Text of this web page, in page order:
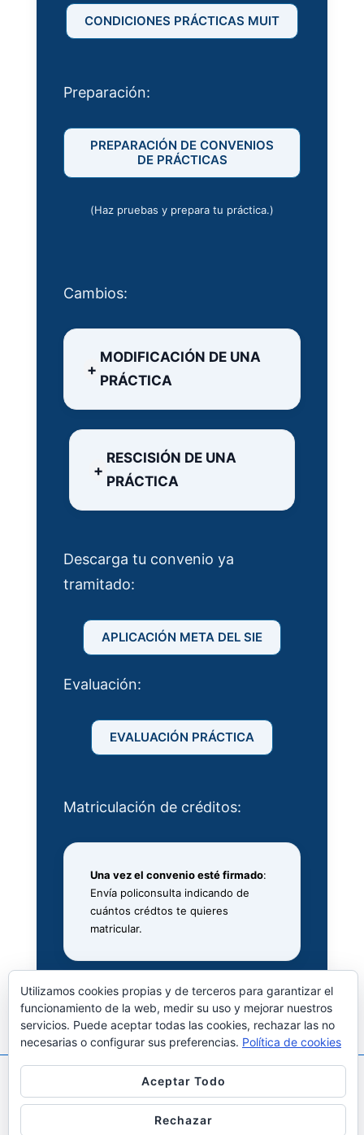
CONDICIONES PRÁCTICAS MUIT
Preparación:
PREPARACIÓN DE CONVENIOS
DE PRÁCTICAS
(Haz pruebas y prepara tu práctica.)
Cambios:
MODIFICACIÓN DE UNA
PRÁCTICA
RESCISIÓN DE UNA
PRÁCTICA
Descarga tu convenio ya
tramitado:
APLICACIÓN META DEL SIE
Evaluación:
EVALUACIÓN PRÁCTICA
Matriculación de créditos:
Una vez el convenio esté firmado:
Envía policonsulta indicando de
cuántos crédtos te quieres
matricular.
Copyright © 2026Prácticas en Empresa, Empleo y
Emprendimiento ETSIT| Funciona con
Utilizamos cookies propias y de terceros para garantizar el
funcionamiento de la web, medir su uso y mejorar nuestros
servicios. Puede aceptar todas las cookies, rechazar las no
necesarias o configurar sus preferencias. Política de cookies
Aceptar Todo
Rechazar